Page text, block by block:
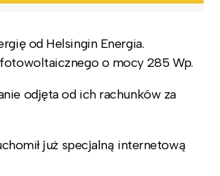
od Helsingin Energia.
fotowoltaicznego o mocy 285 Wp.
odjęta od ich rachunków za
już specjalną internetową